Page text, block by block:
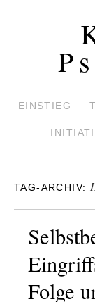
EINSTIEG
TAG-ARCHIV:
Folge